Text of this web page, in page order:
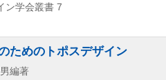
ン学会叢書 7
ためのトポスデザイン
編著